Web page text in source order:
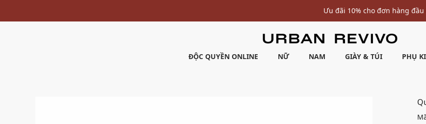
Ưu đãi 10% cho đơn hàng đầu tiên* | Nhập mã:
ĐỘC QUYỀN ONLINE NỮ NAM GIÀY & TÚI PHỤ